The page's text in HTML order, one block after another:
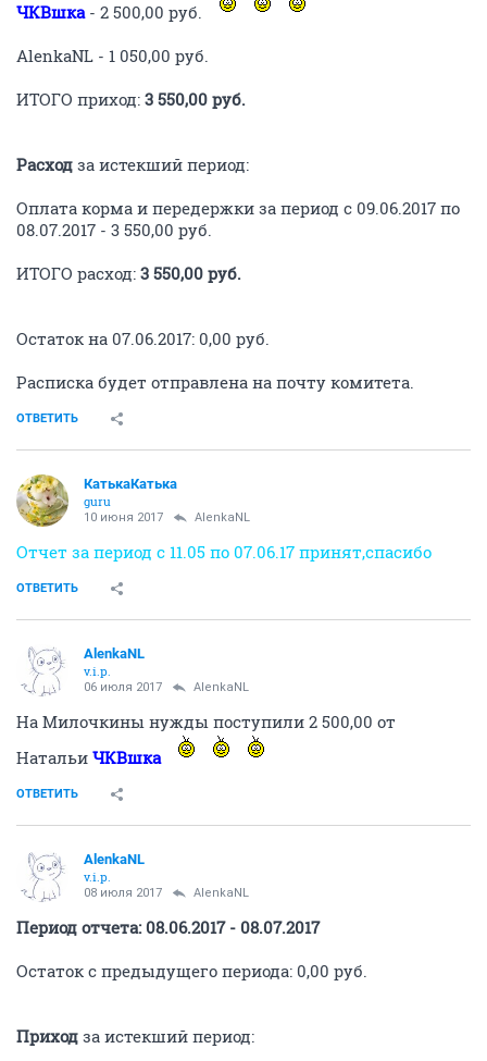
ЧКВшка- 2 500,00 руб.
AlenkaNL - 1 050,00 руб.
ИТОГО приход: 3 550,00 руб.
Расход за истекший период:
Оплата корма и передержки за период с 09.06.2017 по
08.07.2017 - 3 550,00 руб.
ИТОГО расход: 3 550,00 руб.
Остаток на 07.06.2017: 0,00 руб.
Расписка будет отправлена на почту комитета.
ОТВЕТИТЬ
КатькаКатька
guru
10 июня 2017 AlenkaNL
Отчет за период с 11.05 по 07.06.17 принят,спасибо
ОТВЕТИТЬ
AlenkaNL
v.i.p.
06 июля 2017 AlenkaNL
На Милочкины нужды поступили 2 500,00 от
Натальи ЧКВшка
ОТВЕТИТЬ
AlenkaNL
v.i.p.
08 июля 2017 AlenkaNL
Период отчета: 08.06.2017 - 08.07.2017
Остаток с предыдущего периода: 0,00 руб.
Приход за истекший период: